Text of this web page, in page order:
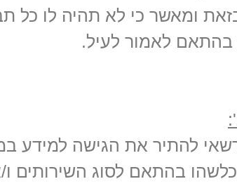
ומאשר כי לא תהיה לו כל
בהתאם לאמור לעיל.
להתיר את הגישה למידע
בהתאם לסוג השירותים ו/